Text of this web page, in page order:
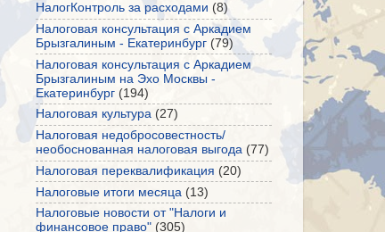
НалогКонтроль за расходами (8)
Налоговая консультация с Аркадием
Брызгалиным - Екатеринбург (79)
Налоговая консультация с Аркадием
Брызгалиным на Эхо Москвы -
Екатеринбург (194)
Налоговая культура (27)
Налоговая недобросовестность/
необоснованная налоговая выгода (77)
Налоговая переквалификация (20)
Налоговые итоги месяца (13)
Налоговые новости от "Налоги и
финансовое право" (305)